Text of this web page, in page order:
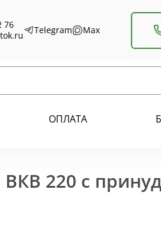
76
Telegram Max
ОПЛАТА
220 с